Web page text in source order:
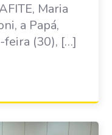
Maria
a Papá,
feira (30), […]